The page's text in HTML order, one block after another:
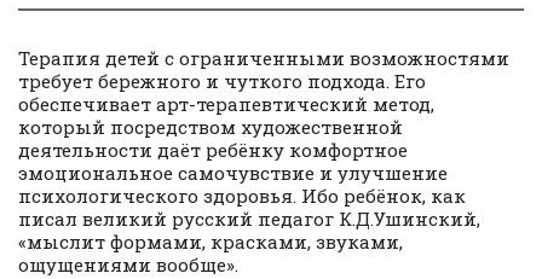
Терапия детей с ограниченными возможностями
требует бережного и чуткого подхода. Его
обеспечивает арт-терапевтический метод,
который посредством художественной
деятельности даёт ребёнку комфортное
эмоциональное самочувствие и улучшение
психологического здоровья. Ибо ребёнок, как
писал великий русский педагог К.Д.Ушинский,
«мыслит формами, красками, звуками,
ощущениями вообще».